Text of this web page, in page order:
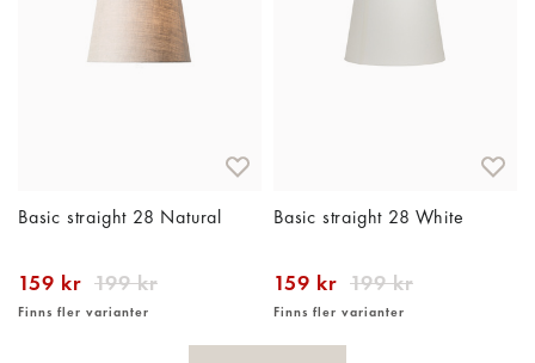
Basic straight 28 Natural
159 kr 199 kr
Finns fler varianter
Basic straight 28 White
159 kr 199 kr
Finns fler varianter